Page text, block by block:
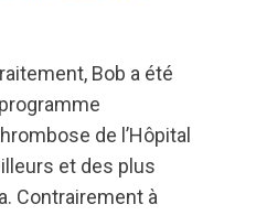
Bob a été
de l’Hôpital
et des plus
Contrairement à